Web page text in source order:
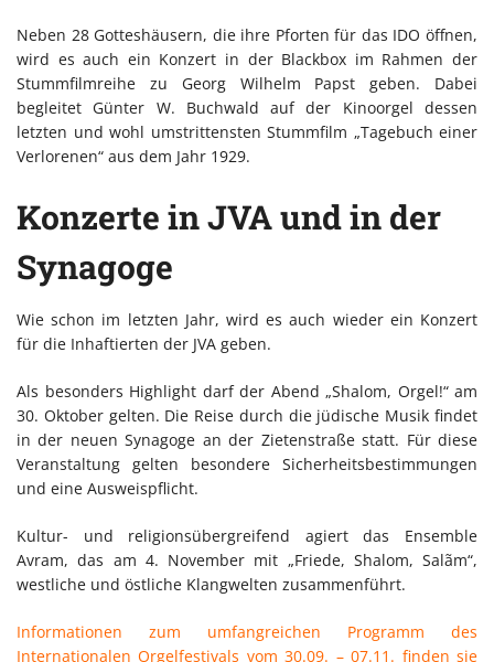
Neben 28 Gotteshäusern, die ihre Pforten für das IDO öffnen,
wird es auch ein Konzert in der Blackbox im Rahmen der
Stummfilmreihe zu Georg Wilhelm Papst geben. Dabei
begleitet Günter W. Buchwald auf der Kinoorgel dessen
letzten und wohl umstrittensten Stummfilm „Tagebuch einer
Verlorenen“ aus dem Jahr 1929.
Konzerte in JVA und in der
Synagoge
Wie schon im letzten Jahr, wird es auch wieder ein Konzert
für die Inhaftierten der JVA geben.
Als besonders Highlight darf der Abend „Shalom, Orgel!“ am
30. Oktober gelten. Die Reise durch die jüdische Musik findet
in der neuen Synagoge an der Zietenstraße statt. Für diese
Veranstaltung gelten besondere Sicherheitsbestimmungen
und eine Ausweispflicht.
Kultur- und religionsübergreifend agiert das Ensemble
Avram, das am 4. November mit „Friede, Shalom, Salãm“,
westliche und östliche Klangwelten zusammenführt.
Informationen zum umfangreichen Programm des
Internationalen Orgelfestivals vom 30.09. – 07.11. finden sie